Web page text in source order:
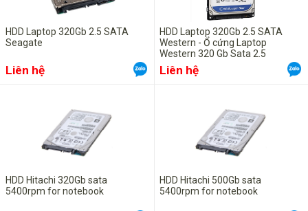
HDD Laptop 320Gb 2.5 SATA
Seagate
Liên hệ
HDD Laptop 320Gb 2.5 SATA
Western - Ổ cứng Laptop
Western 320 Gb Sata 2.5
Liên hệ
HDD Hitachi 320Gb sata
5400rpm for notebook
HDD Hitachi 500Gb sata
5400rpm for notebook